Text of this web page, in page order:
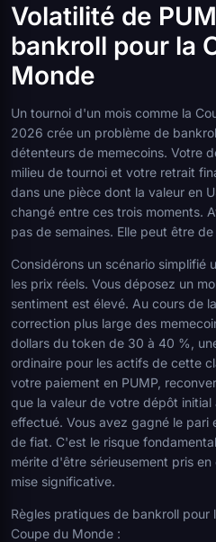
Volatilité de
bankroll pour la
Monde
Un tournoi d'un mois comme la
2026 crée un problème de
détenteurs de memecoins. Votre
milieu de tournoi et votre retrait
dans une pièce dont la valeur en
changé entre ces trois moments.
pas de semaines. Elle peut être
Considérons un scénario simplifié
les prix réels. Vous déposez un
sentiment est élevé. Au cours de
correction plus large des
dollars du token de 30 à 40 %,
ordinaire pour les actifs de cette
votre paiement en PUMP,
que la valeur de votre dépôt
effectué. Vous avez gagné le
de fiat. C'est le risque
mérite d'être sérieusement pris
mise significative.
Règles pratiques de bankroll pour
Coupe du Monde :